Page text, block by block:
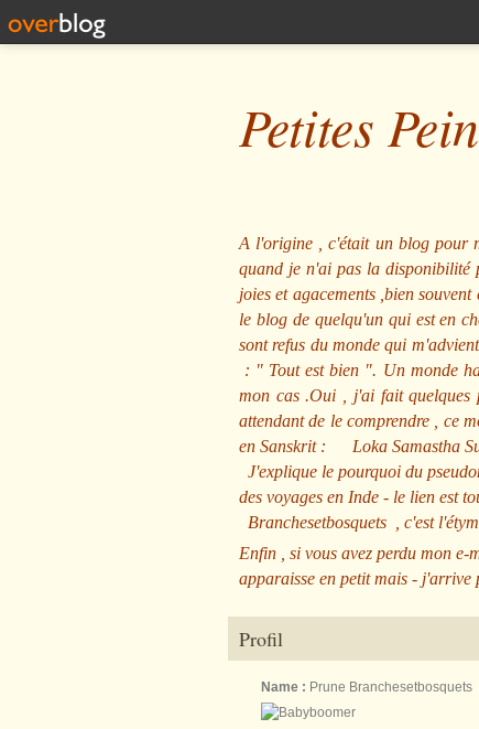
Petites
A l'origine , c'était un blog pour
quand je n'ai pas la disponibilité
joies et agacements ,bien
le blog de quelqu'un qui est en
sont refus du monde qui
: " Tout est bien ". Un monde
mon cas .Oui , j'ai fait quelques
attendant de le comprendre , ce
en Sanskrit : Loka Samastha
J'explique le pourquoi du
des voyages en Inde - le lien est
Branchesetbosquets
, c'est
Enfin , si vous avez perdu mon e-
apparaisse en petit mais - j'arrive
Profil
Name : Prune Branchesetbosquets